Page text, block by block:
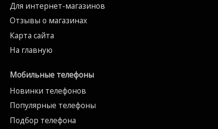
Для интернет-магазинов
Отзывы о магазинах
Карта сайта
На главную
Мобильные телефоны
Новинки телефонов
Популярные телефоны
Подбор телефона